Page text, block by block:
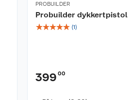
PROBUILDER
Probuilder dykkertpistol
☆☆☆☆☆ (1)
399 00